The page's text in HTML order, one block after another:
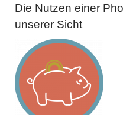
Die Nutzen einer
unserer Sicht